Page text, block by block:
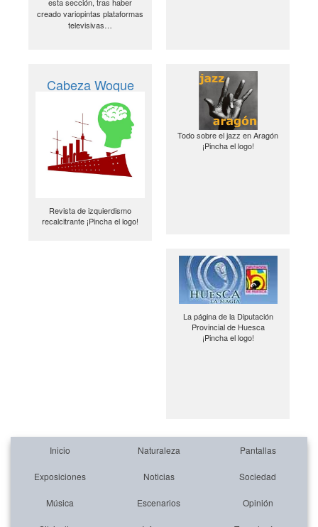
esta sección, tras haber
creado variopintas plataformas
televisivas…
Cabeza Woque
Revista de izquierdismo
recalcitrante ¡Pincha el logo!
Todo sobre el jazz en Aragón
¡Pincha el logo!
La página de la Diputación
Provincial de Huesca
¡Pincha el logo!
Inicio Naturaleza Pantallas
Exposiciones Noticias Sociedad
Música Escenarios Opinión